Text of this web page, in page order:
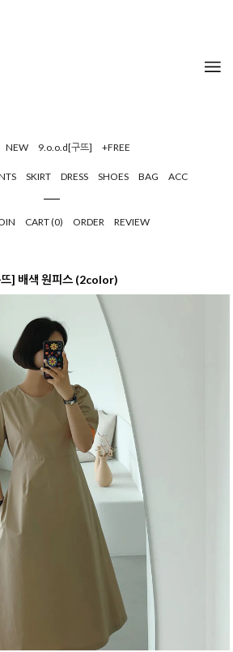
NEW 9.o.o.d[구뜨] +FREE
SKIRT DRESS SHOES BAG ACC
CART (0) ORDER REVIEW
] 배색 원피스 (2color)